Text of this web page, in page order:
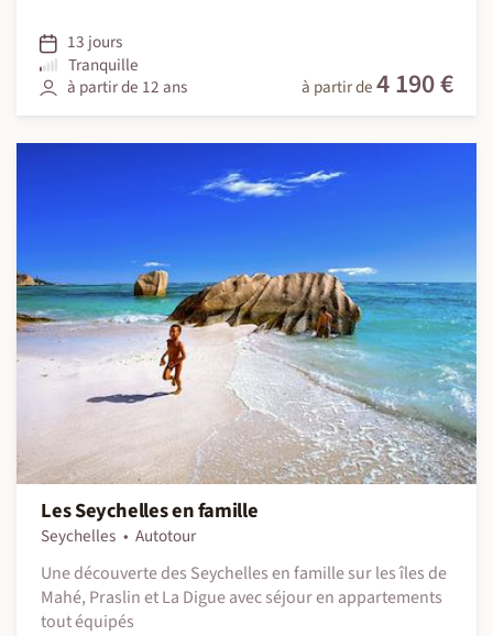
13 jours
Tranquille
à partir de 12 ans
à partir de4 190 €
Les Seychelles en famille
Seychelles
Autotour
Une découverte des Seychelles en famille sur les îles de
Mahé, Praslin et La Digue avec séjour en appartements
tout équipés